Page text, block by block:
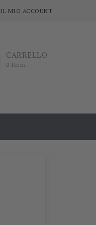
IL MIO ACCOUNT
CARRELLO
0 Item